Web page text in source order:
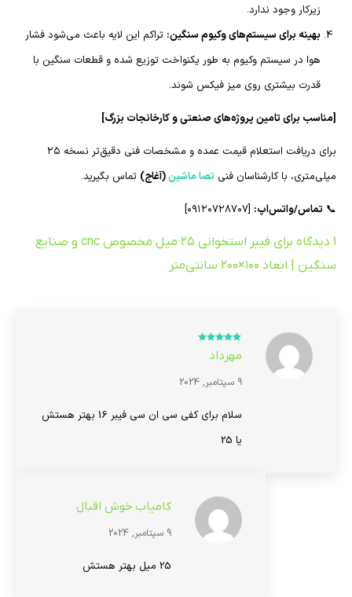
زیرکار وجود ندارد.
بهینه برای سیستم‌های وکیوم سنگین: تراکم این لایه باعث می‌شود فشار
هوا در سیستم وکیوم به طور یکنواخت توزیع شده و قطعات سنگین با
قدرت بیشتری روی میز فیکس شوند.
[مناسب برای تامین پروژه‌های صنعتی و کارخانجات بزرگ]
برای دریافت استعلام قیمت عمده و مشخصات فنی دقیق‌تر نسخه ۲۵
میلی‌متری، با کارشناسان فنی تصا ماشین(آغاج) تماس بگیرید.
📞 تماس/واتس‌اپ: [۰۹۱۲۰۷۲۸۷۰۷]
1 دیدگاه برای
فیبر استخوانی ۲۵ میل مخصوص cnc و صنایع
سنگین | ابعاد ۱۰۰×۲۰۰ سانتی‌متر
مهرداد
9 سپتامبر, 2024
سلام برای کفی سی ان سی فیبر 16 بهتر هستش
یا 25
کامیاب خوش اقبال
9 سپتامبر, 2024
25 میل بهتر هستش